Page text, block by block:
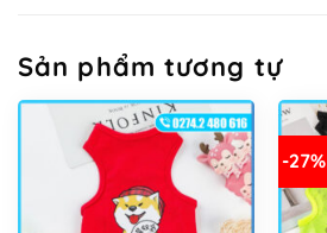
Sản phẩm tương tự
-27%